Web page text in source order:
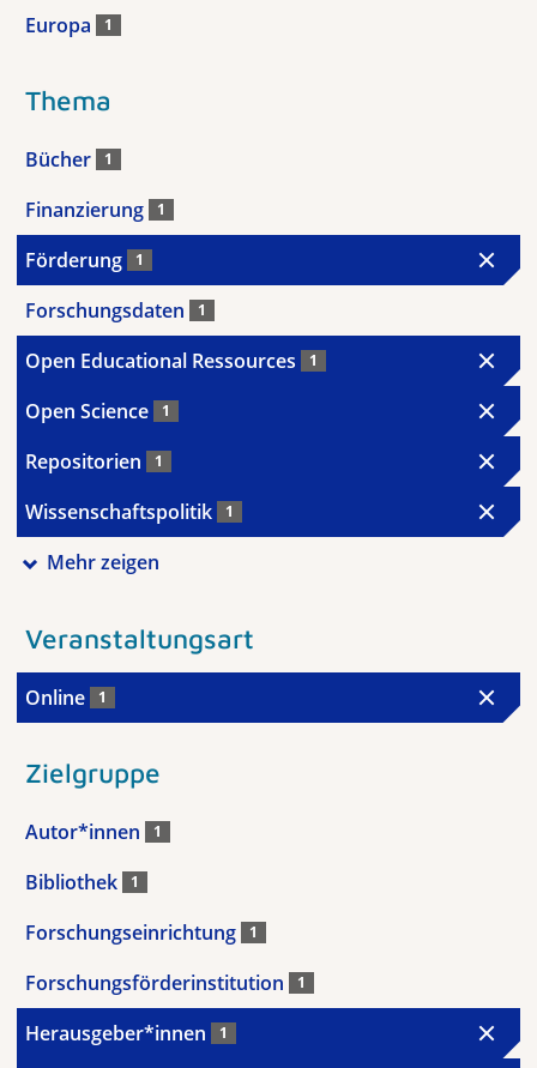
Europa 1
Thema
Bücher 1
Finanzierung 1
Förderung 1
Forschungsdaten 1
Open Educational Ressources 1
Open Science 1
Repositorien 1
Wissenschaftspolitik 1
Mehr zeigen
Veranstaltungsart
Online 1
Zielgruppe
Autor*innen 1
Bibliothek 1
Forschungseinrichtung 1
Forschungsförderinstitution 1
Herausgeber*innen 1